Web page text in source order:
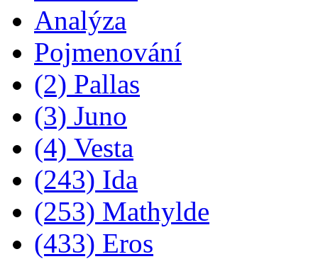
Analýza
Pojmenování
(2) Pallas
(3) Juno
(4) Vesta
(243) Ida
(253) Mathylde
(433) Eros